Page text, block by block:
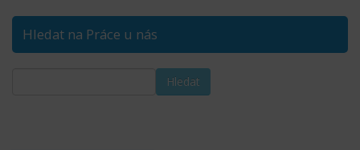
Hledat na Práce u nás